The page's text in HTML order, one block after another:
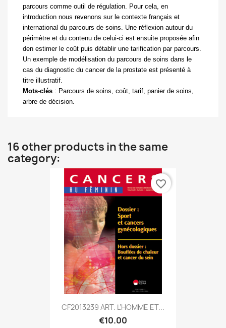
parcours comme outil de régulation. Pour cela, en
introduction nous revenons sur le contexte français et
international du parcours de soins. Une réflexion autour du
périmètre et du contenu de celui-ci est ensuite proposée afin
den estimer le coût puis détablir une tarification par parcours.
Un exemple de modélisation du parcours de soins dans le
cas du diagnostic du cancer de la prostate est présenté à
titre illustratif.
Mots-clés : Parcours de soins, coût, tarif, panier de soins,
arbre de décision.
16 other products in the same
category:
CF2013239 ART. L’HOMME ET...
€10.00
favorite_border